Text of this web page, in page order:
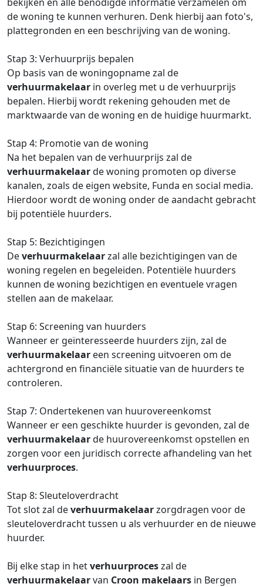
de woning te kunnen verhuren. Denk hierbij aan foto's,
plattegronden en een beschrijving van de woning.
Stap 3: Verhuurprijs bepalen
Op basis van de woningopname zal de
verhuurmakelaar in overleg met u de verhuurprijs
bepalen. Hierbij wordt rekening gehouden met de
marktwaarde van de woning en de huidige huurmarkt.
Stap 4: Promotie van de woning
Na het bepalen van de verhuurprijs zal de
verhuurmakelaarde woning promoten op diverse
kanalen, zoals de eigen website, Funda en social media.
Hierdoor wordt de woning onder de aandacht gebracht
bij potentiële huurders.
Stap 5: Bezichtigingen
Deverhuurmakelaarzal alle bezichtigingen van de
woning regelen en begeleiden. Potentiële huurders
kunnen de woning bezichtigen en eventuele vragen
stellen aan de makelaar.
Stap 6: Screening van huurders
Wanneer er geïnteresseerde huurders zijn, zal de
verhuurmakelaar een screening uitvoeren om de
achtergrond en financiële situatie van de huurders te
controleren.
Stap 7: Ondertekenen van huurovereenkomst
Wanneer er een geschikte huurder is gevonden, zal de
verhuurmakelaarde huurovereenkomst opstellen en
zorgen voor een juridisch correcte afhandeling van het
verhuurproces.
Stap 8: Sleuteloverdracht
Tot slot zal deverhuurmakelaarzorgdragen voor de
sleuteloverdracht tussen u als verhuurder en de nieuwe
huurder.
Bij elke stap in hetverhuurproceszal de
verhuurmakelaarvan Croon makelaars in Bergen